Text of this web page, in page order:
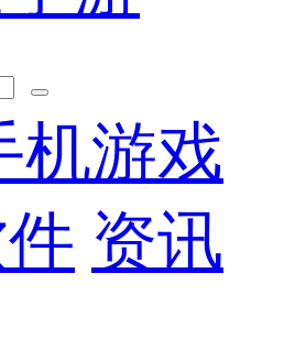
机游戏
资讯